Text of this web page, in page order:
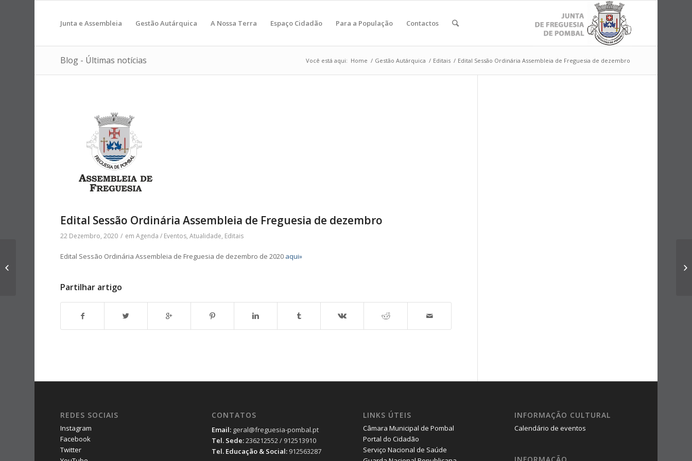
Junta e Assembleia Gestão Autárquica A Nossa Terra Espaço Cidadão Para a População Contactos
Blog - Últimas notícias Você está aqui: Home / Gestão Autárquica / Editais / Edital Sessão Ordinária Assembleia de Freguesia de dezembro
Edital Sessão Ordinária Assembleia de Freguesia de dezembro
22 Dezembro, 2020 / emAgenda / Eventos,Atualidade, Editais
Edital Sessão Ordinária Assembleia de Freguesia de dezembro de 2020 aqui»
Partilhar artigo
REDES SOCIAIS
Instagram
Facebook
Twitter
CONTATOS
Email: geral@freguesia-pombal.pt
Tel. Sede:236212552 / 912513910
Tel. Educação & Social: 912563287
LINKS ÚTEIS
Câmara Municipal de Pombal
Portal do Cidadão
Serviço Nacional de Saúde
INFORMAÇÃO CULTURAL
Calendário de eventos
Edital Procedimento de